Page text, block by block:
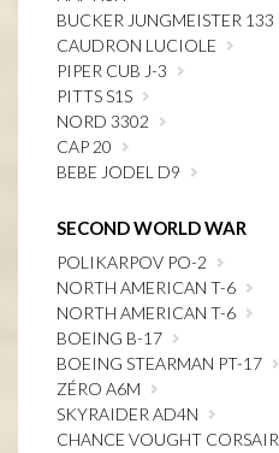
BUCKER JUNGMEISTER 133
CAUDRON LUCIOLE
PIPER CUB J-3
PITTS S1S
NORD 3302
CAP 20
BEBE JODEL D9
SECOND WORLD WAR
POLIKARPOV PO-2
NORTH AMERICAN T-6
NORTH AMERICAN T-6
BOEING B-17
BOEING STEARMAN PT-17
ZÉRO A6M
SKYRAIDER AD4N
CHANCE VOUGHT CORSAIR